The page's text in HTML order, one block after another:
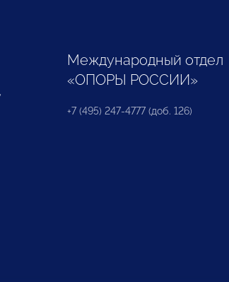
Международный отдел
«ОПОРЫ РОССИИ»
+7 (495) 247-4777 (доб. 126)